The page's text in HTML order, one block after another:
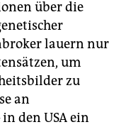
über die
lauern nur
um
zu
an
den USA ein